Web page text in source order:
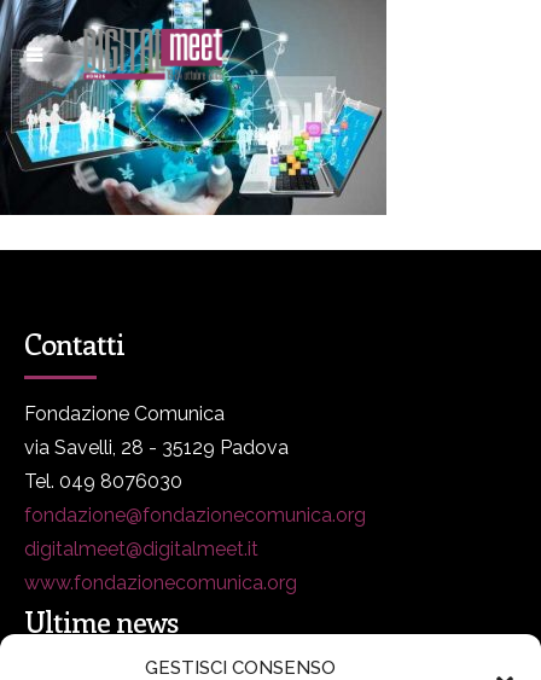
GESTISCI CONSENSO
Contatti
Fondazione Comunica
via Savelli, 28 - 35129 Padova
Tel. 049 8076030
fondazione@fondazionecomunica.org
digitalmeet@digitalmeet.it
www.fondazionecomunica.org
Ultime news